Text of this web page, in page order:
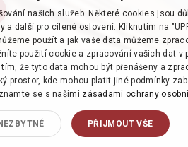
našich služeb. Některé cookies jsou
další pro cílené oslovení. Kliknutím na
použít a jak vaše data můžeme
použití cookie a zpracování vašich dat
že tyto data mohou být přenášeny a
prostor, kde mohou platit jiné podmínky
se s našimi zásadami ochrany
PŘIJMOUT VŠE